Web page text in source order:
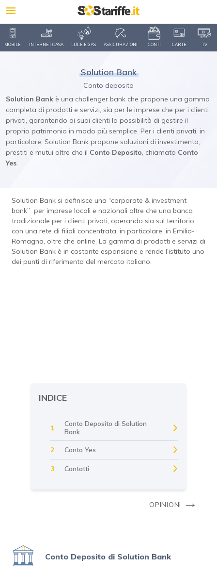
MOBILE INTERNET CASA LUCE E GAS ASSICURAZIONI CONTI CARTE TV
Solution Bank
Conto deposito
Solution Bank è una challenger bank che propone una gamma
completa di prodotti e servizi, sia per le imprese che per i clienti
privati, garantendo ai suoi clienti la possibilità di gestire il
proprio patrimonio in modo più semplice. Per i clienti privati, in
particolare, Solution Bank propone soluzioni di investimento,
prestiti e mutui oltre che il Conto Deposito, chiamato Conto
Yes.
Solution Bank si definisce una “corporate & investment
bank” per imprese locali e nazionali oltre che una banca
tradizionale per i clienti privati, operando sia sul territorio,
con una rete di filiali concentrata, in particolare, in Emilia-
Romagna, oltre che online. La gamma di prodotti e servizi di
Solution Bank è in costante espansione e rende l’istituto uno
dei punti di riferimento del mercato italiano.
INDICE
1
Conto Deposito di Solution
Bank
2 Conto Yes
3 Contatti
OPINIONI →
Conto Deposito di Solution Bank